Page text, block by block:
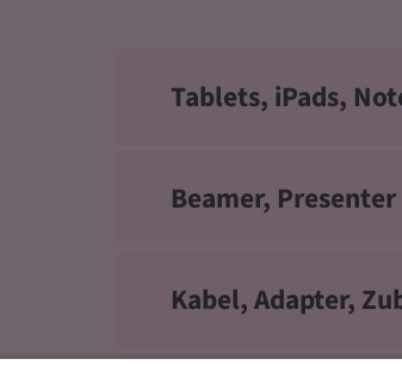
Tablets, iPads,
Beamer, Presenter
Kabel, Adapter,